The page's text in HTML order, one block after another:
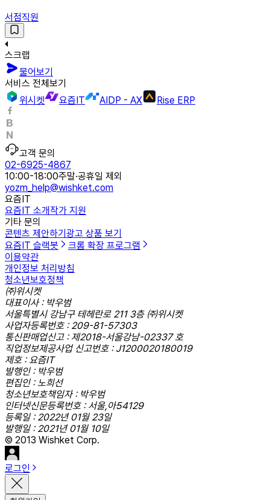
서점직원
스크랩
물어보기
서비스 전체보기
위시켓
요즘IT AIDP - AX Rise ERP
고객 문의
02-6925-4867
10:00-18:00주말·공휴일 제외
yozm_help@wishket.com
요즘IT
요즘IT 소개작가 지원
기타 문의
콘텐츠 제안하기 광고 상품 보기
요즘IT 슬랙봇
크롬 확장 프로그램
이용약관
개인정보 처리방침
청소년보호정책
㈜위시켓
대표이사 : 박우범
서울특별시 강남구 테헤란로 211 3층 ㈜위시켓
사업자등록번호 : 209-81-57303
통신판매업신고 : 제2018-서울강남-02337 호
직업정보제공사업 신고번호 : J1200020180019
제호 : 요즘IT
발행인 : 박우범
편집인 : 노희선
청소년보호책임자 : 박우범
인터넷신문등록번호 : 서울,아54129
등록일 : 2022년 01월 23일
발행일 : 2021년 01월 10일
© 2013 Wishket Corp.
로그인